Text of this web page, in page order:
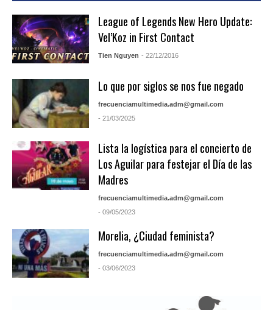
League of Legends New Hero Update:
Vel’Koz in First Contact
Tien Nguyen - 22/12/2016
Lo que por siglos se nos fue negado
frecuenciamultimedia.adm@gmail.com
- 21/03/2025
Lista la logística para el concierto de
Los Aguilar para festejar el Día de las
Madres
frecuenciamultimedia.adm@gmail.com
- 09/05/2023
Morelia, ¿Ciudad feminista?
frecuenciamultimedia.adm@gmail.com
- 03/06/2023